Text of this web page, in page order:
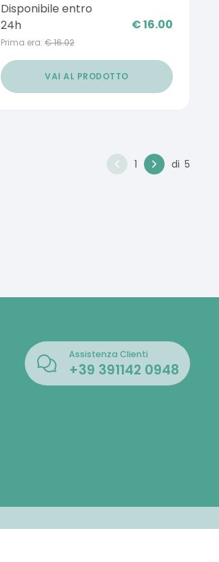
Disponibile entro
24h
Prima era: €16.02
€16.00
VAI AL PRODOTTO
1 di 5
Assistenza Clienti
+39 391142 0948